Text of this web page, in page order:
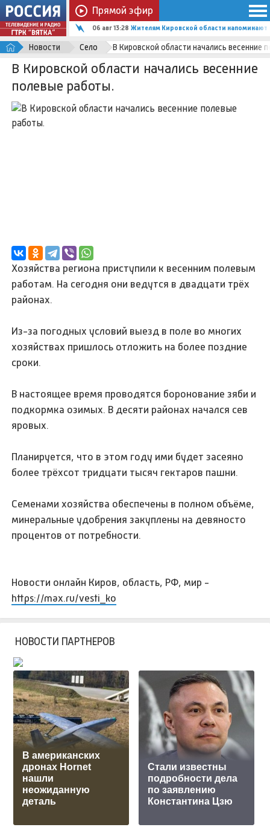
Прямой эфир
06 авг 13:28 Жителям Кировской области напоминают
Новости Село В Кировской области начались весенние
В Кировской области начались весенние
полевые работы.
Хозяйства региона приступили к весенним полевым
работам. На сегодня они ведутся в двадцати трёх
районах.
Из-за погодных условий выезд в поле во многих
хозяйствах пришлось отложить на более поздние
сроки.
В настоящее время проводятся боронование зяби и
подкормка озимых. В десяти районах начался сев
яровых.
Планируется, что в этом году ими будет засеяно
более трёхсот тридцати тысяч гектаров пашни.
Семенами хозяйства обеспечены в полном объёме,
минеральные удобрения закуплены на девяносто
процентов от потребности.
Новости онлайн Киров, область, РФ, мир -
https://max.ru/vesti_ko
НОВОСТИ ПАРТНЕРОВ
В американских
дронах Hornet
нашли
неожиданную
деталь
Стали известны
подробности дела
по заявлению
Константина Цзю